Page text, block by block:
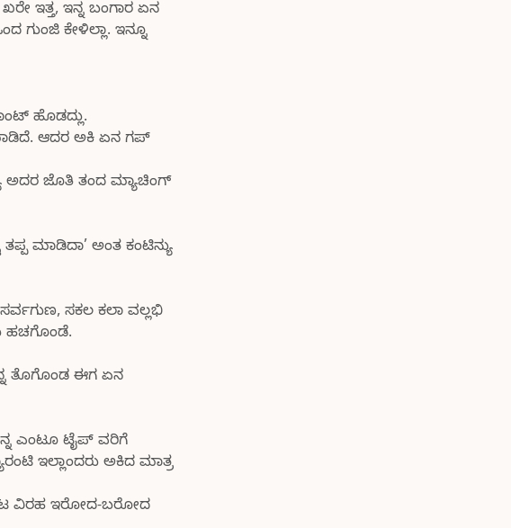
ಇತ್ತ, ಇನ್ನ ಬಂಗಾರ ಏನ
ಗುಂಜಿ ಕೇಳಿಲ್ಲಾ. ಇನ್ನೂ
ಹೊಡದ್ಲು.
ಮಾಡಿದೆ. ಆದರ ಅಕಿ ಏನ ಗಪ್
ಅದರ ಜೊತಿ ತಂದ ಮ್ಯಾಚಿಂಗ್
ಮಾಡಿದಾ’ ಅಂತ ಕಂಟಿನ್ಯು
ಸಕಲ ಕಲಾ ವಲ್ಲಭಿ
ಹಚಗೊಂಡೆ.
ತೊಗೊಂಡ ಈಗ ಏನ
ಎಂಟೂ ಟೈಪ್ ವರಿಗೆ
ಇಲ್ಲಾಂದರು ಅಕಿದ ಮಾತ್ರ
ವಿರಹ ಇರೋದ-ಬರೋದ